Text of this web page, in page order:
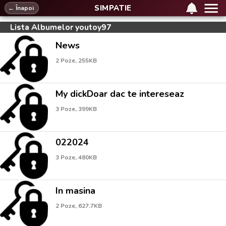
SIMPATIE
← Înapoi
Lista Albumelor youtoy97
News
2 Poze, 255KB
My dickDoar dac te intereseaz
3 Poze, 399KB
022024
3 Poze, 480KB
In masina
2 Poze, 627.7KB